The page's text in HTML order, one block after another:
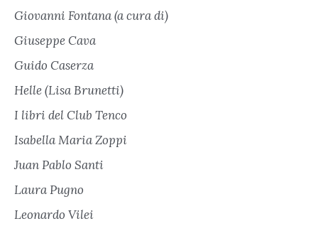
Giovanni Fontana (a cura di)
Giuseppe Cava
Guido Caserza
Helle (Lisa Brunetti)
I libri del Club Tenco
Isabella Maria Zoppi
Juan Pablo Santi
Laura Pugno
Leonardo Vilei